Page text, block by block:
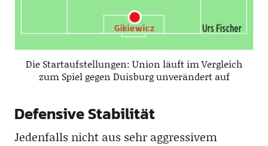
Die Startaufstellungen: Union läuft im Vergleich
zum Spiel gegen Duisburg unverändert auf
Defensive Stabilität
Jedenfalls nicht aus sehr aggressivem